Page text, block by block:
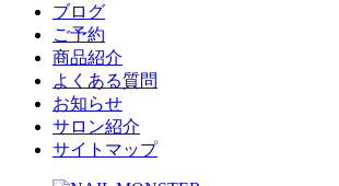
ブログ
ご予約
商品紹介
よくある質問
お知らせ
サロン紹介
サイトマップ